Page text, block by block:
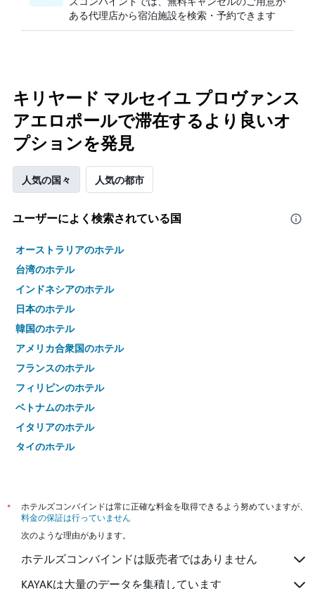
ある代理店から宿泊施設を検索・予約できます
キリヤード マルセイユ プロヴァンス
アエロポールで滞在するより良いオ
プションを発見
人気の国々 人気の都市
ユーザーによく検索されている国
オーストラリアのホテル
台湾のホテル
インドネシアのホテル
日本のホテル
韓国のホテル
アメリカ合衆国のホテル
フランスのホテル
フィリピンのホテル
ベトナムのホテル
イタリアのホテル
タイのホテル
*
ホテルズコンバインドは常に正確な料金を取得できるよう努めていますが、
料金の保証は行っていません
次のような理由があります。
ホテルズコンバインドは販売者ではありません
KAYAKは大量のデータを集積しています